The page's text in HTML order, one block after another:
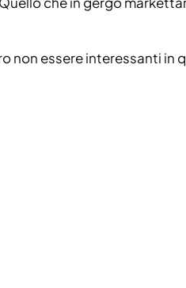
non essere interessanti in